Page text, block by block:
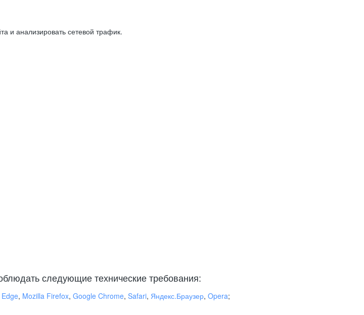
и анализировать сетевой трафик.
следующие технические требования:
, Mozilla Firefox, Google Chrome, Safari, Яндекс.Браузер, Opera;